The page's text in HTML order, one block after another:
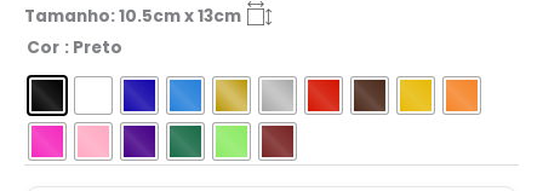
Tamanho: 10.5cm x 13cm
Cor : Preto